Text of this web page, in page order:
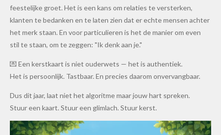
feestelijke groet. Het is een kans om relaties te versterken,
klanten te bedanken en te laten zien dat er echte mensen achter
het merk staan. En voor particulieren is het de manier om even
stil te staan, om te zeggen: "Ik denk aan je."
💌 Een kerstkaart is niet ouderwets — het is authentiek.
Het is persoonlijk. Tastbaar. En precies daarom onvervangbaar.
Dus dit jaar, laat niet het algoritme maar jouw hart spreken.
Stuur een kaart. Stuur een glimlach. Stuur kerst.